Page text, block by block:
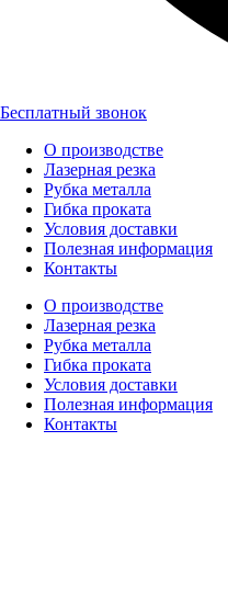
Бесплатный звонок
О производстве
Лазерная резка
Рубка металла
Гибка проката
Условия доставки
Полезная информация
Контакты
О производстве
Лазерная резка
Рубка металла
Гибка проката
Условия доставки
Полезная информация
Контакты